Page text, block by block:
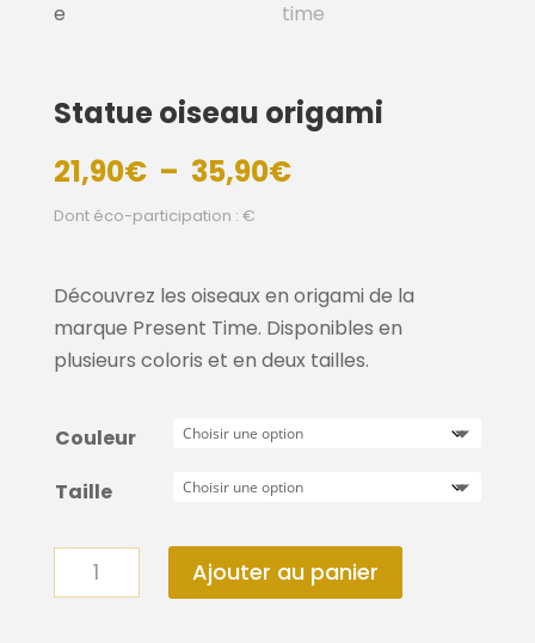
Statue oiseau origami
21,90€ – 35,90€Plage
à
35,90€
Dont éco-participation : €
Découvrez les oiseaux en origami de la
marque Present Time. Disponibles en
plusieurs coloris et en deux tailles.
Couleur
Taille
quantité
de
Ajouter au panier